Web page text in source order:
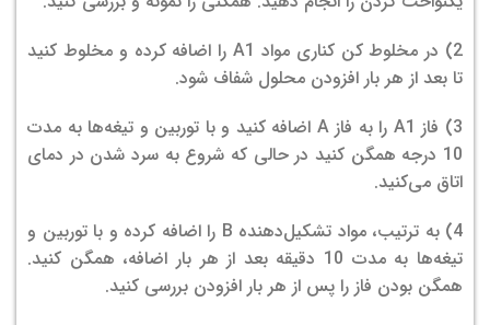
2) در مخلوط کن کناری مواد A1 را اضافه کرده و مخلوط کنید
تا بعد از هر بار افزودن محلول شفاف شود.
3) فاز A1 را به فاز A اضافه کنید و با توربین و تیغه‌ها به مدت
10 درجه همگن کنید در حالی که شروع به سرد شدن در دمای
اتاق می‌کنید.
4) به ترتیب، مواد تشکیل‌دهنده B را اضافه کرده و با توربین و
تیغه‌ها به مدت 10 دقیقه بعد از هر بار اضافه، همگن کنید.
همگن بودن فاز را پس از هر بار افزودن بررسی کنید.